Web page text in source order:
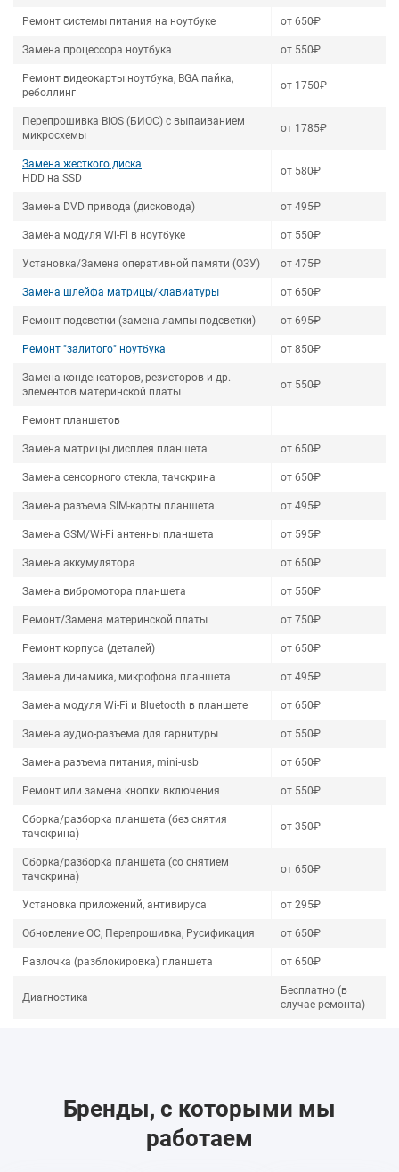
Ремонт системы питания на ноутбуке от 650₽
Замена процессора ноутбука от 550₽
Ремонт видеокарты ноутбука, BGA пайка,
реболлинг
от 1750₽
Перепрошивка BIOS (БИОС) с выпаиванием
микросхемы
от 1785₽
Замена жесткого диска
HDD на SSD
от 580₽
Замена DVD привода (дисковода) от 495₽
Замена модуля Wi-Fi в ноутбуке от 550₽
Установка/Замена оперативной памяти (ОЗУ) от 475₽
Замена шлейфа матрицы/клавиатуры от 650₽
Ремонт подсветки (замена лампы подсветки) от 695₽
Ремонт "залитого" ноутбука от 850₽
Замена конденсаторов, резисторов и др.
элементов материнской платы
от 550₽
Ремонт планшетов
Замена матрицы дисплея планшета от 650₽
Замена сенсорного стекла, тачскрина от 650₽
Замена разъема SIM-карты планшета от 495₽
Замена GSM/Wi-Fi антенны планшета от 595₽
Замена аккумулятора от 650₽
Замена вибромотора планшета от 550₽
Ремонт/Замена материнской платы от 750₽
Ремонт корпуса (деталей) от 650₽
Замена динамика, микрофона планшета от 495₽
Замена модуля Wi-Fi и Bluetooth в планшете от 650₽
Замена аудио-разъема для гарнитуры от 550₽
Замена разъема питания, mini-usb от 650₽
Ремонт или замена кнопки включения от 550₽
Сборка/разборка планшета (без снятия
тачскрина)
от 350₽
Сборка/разборка планшета (со снятием
тачскрина)
от 650₽
Установка приложений, антивируса от 295₽
Обновление ОС, Перепрошивка, Русификация от 650₽
Разлочка (разблокировка) планшета от 650₽
Диагностика
Бесплатно (в
случае ремонта)
Бренды, с которыми мы
работаем